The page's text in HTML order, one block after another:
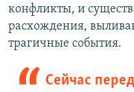
конфликты, и
расхождения,
трагичные события.
Сейчас